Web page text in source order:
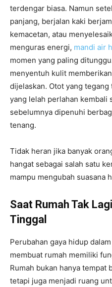
terdengar biasa. Namun
panjang, berjalan kaki
kemacetan, atau
menguras energi, mandi air
momen yang paling
menyentuh kulit
dijelaskan. Otot yang
yang lelah perlahan kembali
sebelumnya dipenuhi
tenang.
Tidak heran jika banyak
hangat sebagai salah satu
mampu mengubah suasana
Saat Rumah Tak
Tinggal
Perubahan gaya hidup
membuat rumah memiliki
Rumah bukan hanya
tetapi juga menjadi ruang